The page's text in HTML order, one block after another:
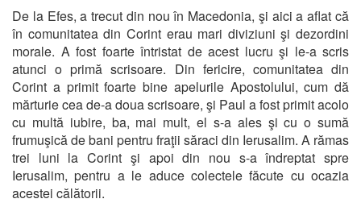
De la Efes, a trecut din nou în Macedonia, şi aici a aflat că
în comunitatea din Corint erau mari diviziuni şi dezordini
morale. A fost foarte întristat de acest lucru şi le-a scris
atunci o primă scrisoare. Din fericire, comunitatea din
Corint a primit foarte bine apelurile Apostolului, cum dă
mărturie cea de-a doua scrisoare, şi Paul a fost primit acolo
cu multă iubire, ba, mai mult, el s-a ales şi cu o sumă
frumuşică de bani pentru fraţii săraci din Ierusalim. A rămas
trei luni la Corint şi apoi din nou s-a îndreptat spre
Ierusalim, pentru a le aduce colectele făcute cu ocazia
acestei călătorii.